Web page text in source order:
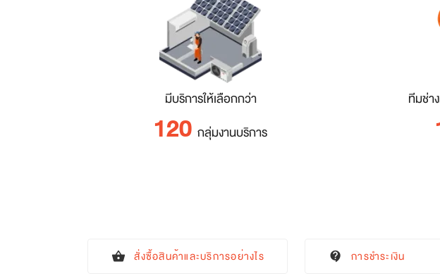
มีบริการให้เลือกกว่า
120 กลุ่มงานบริการ
ทีมช่า
shopping_basket สั่งซื้อสินค้าและบริการอย่างไร contact_support การชำระเงิน